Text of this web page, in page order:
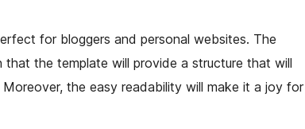
for bloggers and personal websites. The
the template will provide a structure that will
the easy readability will make it a joy for